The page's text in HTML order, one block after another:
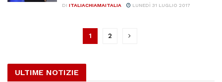
DI ITALIACHIAMAITALIA LUNEDÌ 31 LUGLIO 2017
1 2
ULTIME NOTIZIE